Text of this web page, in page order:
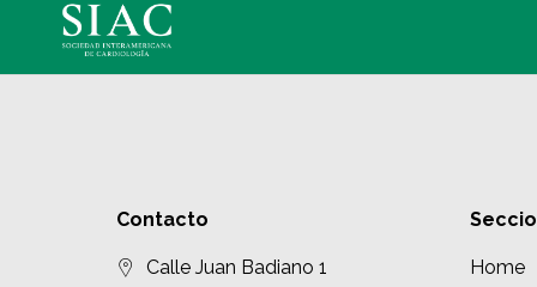
Contacto
Calle Juan Badiano 1
Home